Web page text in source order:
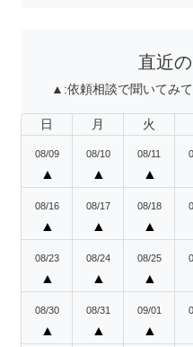
直近
▲:依頼相談で聞いてみ
日 月 火
08/09
▲
08/10
▲
08/11
▲
08/16
▲
08/17
▲
08/18
▲
08/23
▲
08/24
▲
08/25
▲
08/30
▲
08/31
▲
09/01
▲